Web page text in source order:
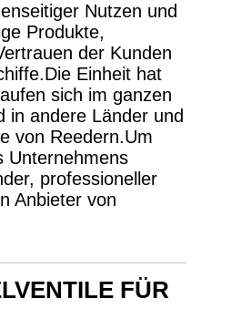
Nutzen und
Produkte,
der Kunden
Einheit hat
sich im ganzen
in andere Länder und
von Reedern.Um
Unternehmens
professioneller
Anbieter von
FÜR